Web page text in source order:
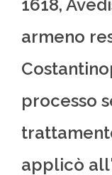
1618,
armeno
processo
applicò